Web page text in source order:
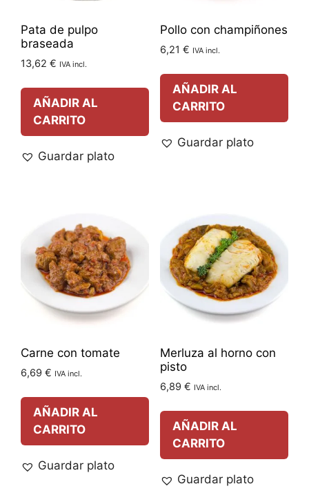
Pata de pulpo
braseada
13,62 € IVA incl.
AÑADIR AL
CARRITO
Guardar plato
Pollo con champiñones
6,21 € IVA incl.
AÑADIR AL
CARRITO
Guardar plato
Carne con tomate
6,69 € IVA incl.
AÑADIR AL
CARRITO
Guardar plato
Merluza al horno con
pisto
6,89 € IVA incl.
AÑADIR AL
CARRITO
Guardar plato